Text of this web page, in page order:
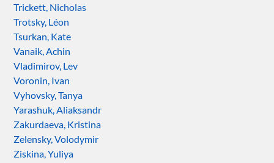
Trickett, Nicholas
Trotsky, Léon
Tsurkan, Kate
Vanaik, Achin
Vladimirov, Lev
Voronin, Ivan
Vyhovsky, Tanya
Yarashuk, Aliaksandr
Zakurdaeva, Kristina
Zelensky, Volodymir
Ziskina, Yuliya